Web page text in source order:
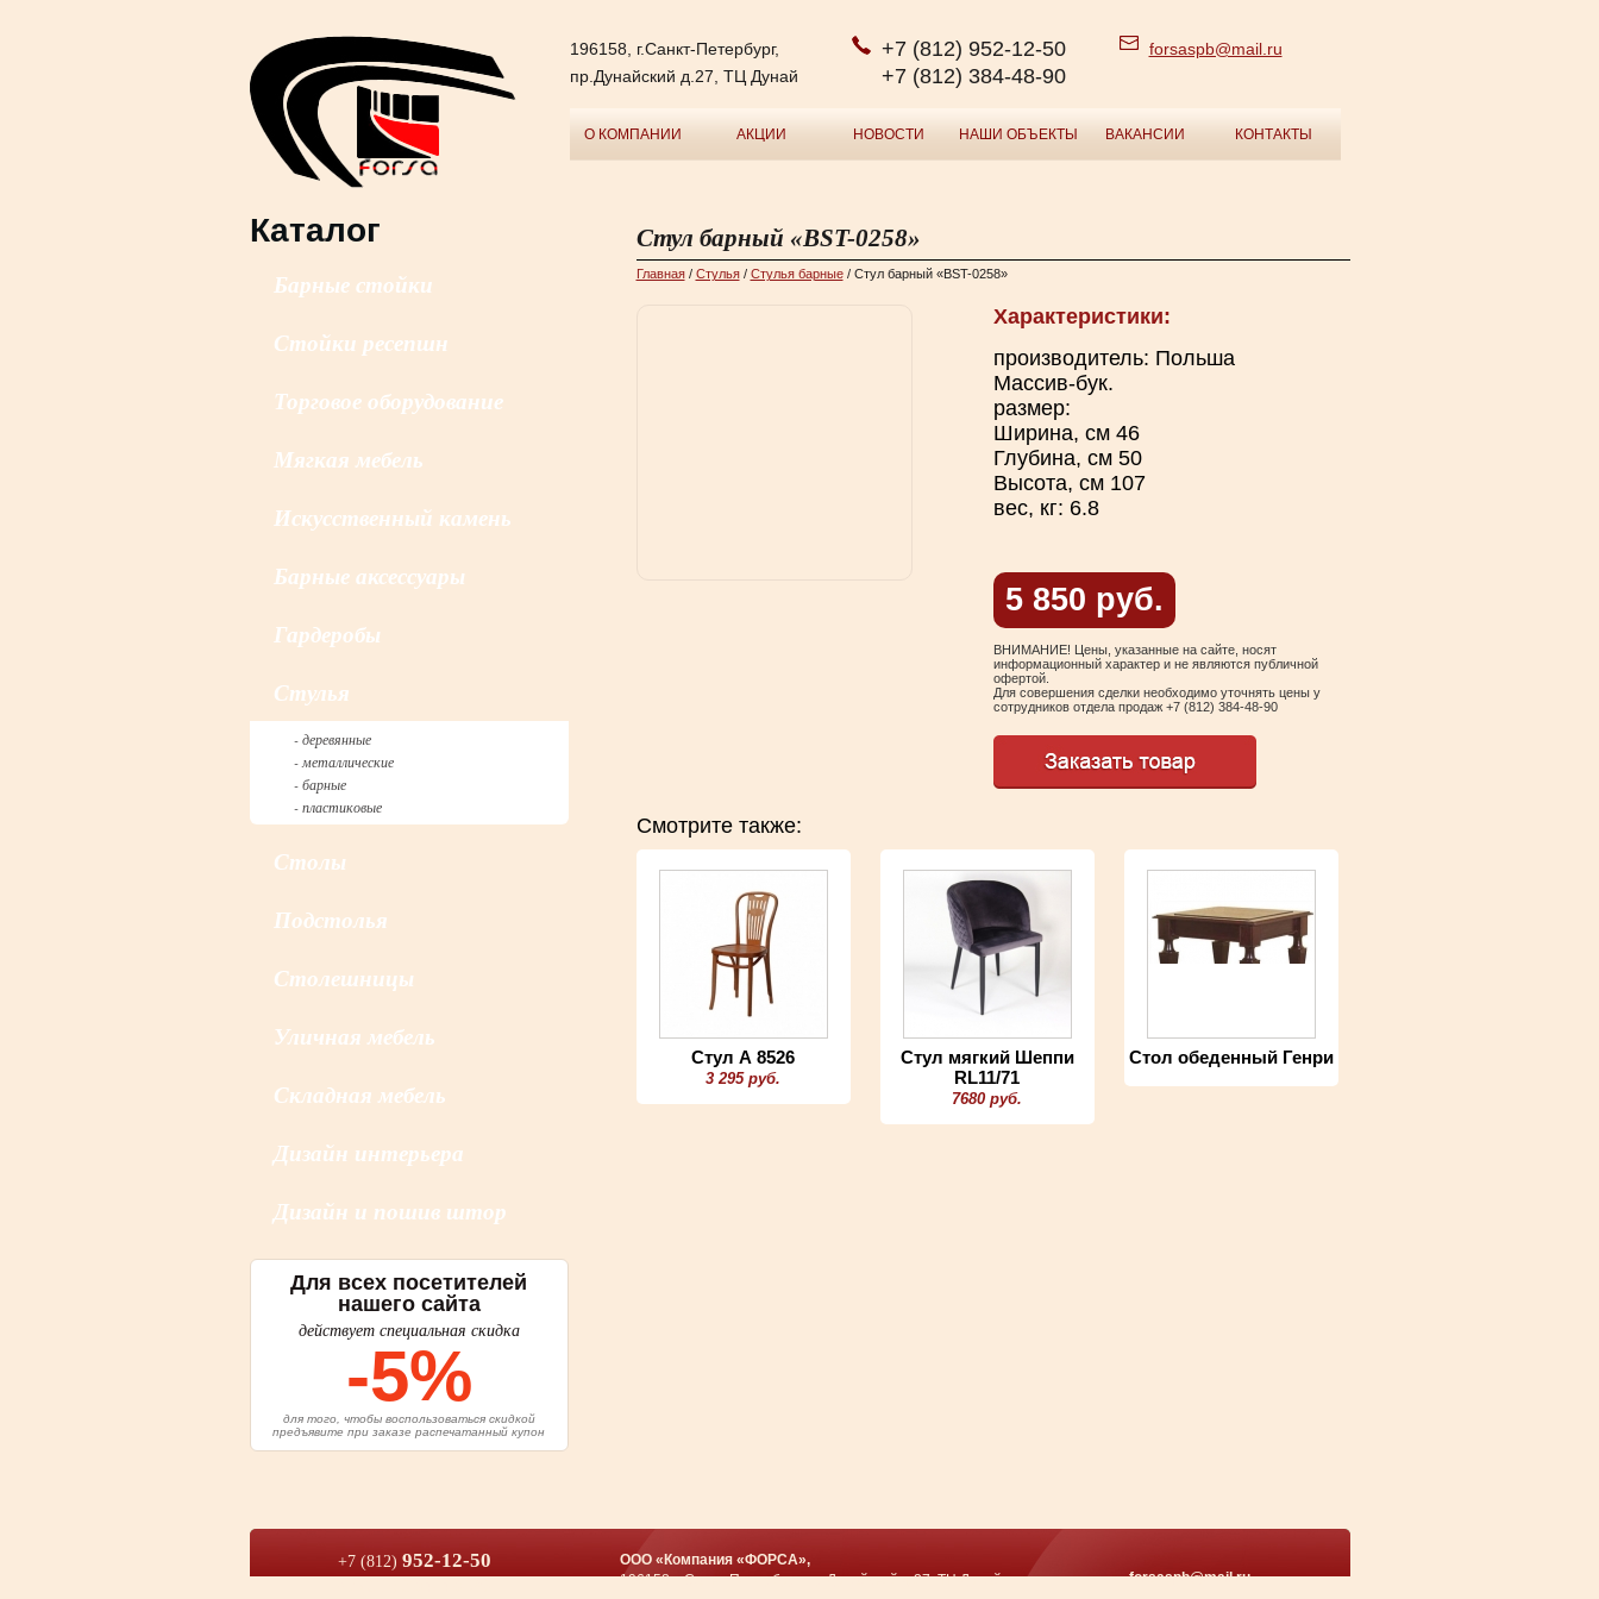
196158, г.Санкт-Петербург,
пр.Дунайский д.27, ТЦ Дунай
+7 (812) 952-12-50
+7 (812) 384-48-90
forsaspb@mail.ru
О КОМПАНИИ АКЦИИ НОВОСТИ НАШИ ОБЪЕКТЫ ВАКАНСИИ КОНТАКТЫ
Каталог
Барные стойки
Стойки ресепшн
Торговое оборудование
Мягкая мебель
Искусственный камень
Барные аксессуары
Гардеробы
Cтулья
- деревянные
- металлические
- барные
- пластиковые
Столы
Подстолья
Столешницы
Уличная мебель
Складная мебель
Дизайн интерьера
Дизайн и пошив штор
Для всех посетителей
нашего сайта
действует специальная скидка
-5%
для того, чтобы воспользоваться скидкой
предъявите при заказе распечатанный купон
Стул барный «BST-0258»
Главная/ Cтулья/ Стулья барные/ Стул барный «BST-0258»
Характеристики:
производитель: Польша
Массив-бук.
размер:
Ширина, см 46
Глубина, см 50
Высота, см 107
вес, кг: 6.8
5 850 руб.
ВНИМАНИЕ! Цены, указанные на сайте, носят
информационный характер и не являются публичной
офертой.
Для совершения сделки необходимо уточнять цены у
сотрудников отдела продаж +7 (812) 384-48-90
Смотрите также:
Стул А 8526
3 295 руб.
Стул мягкий Шеппи
RL11/71
7680 руб.
Стол обеденный Генри
+7 (812) 952-12-50
ООО «Компания «ФОРСА»,
196158, г.Санкт-Петербург, пр.Дунайский д.27, ТЦ Дунай
forsaspb@mail.ru